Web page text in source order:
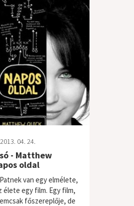
04. 24.
- Matthew
oldal
van egy elmélete,
élete egy film. Egy film,
főszereplője, de